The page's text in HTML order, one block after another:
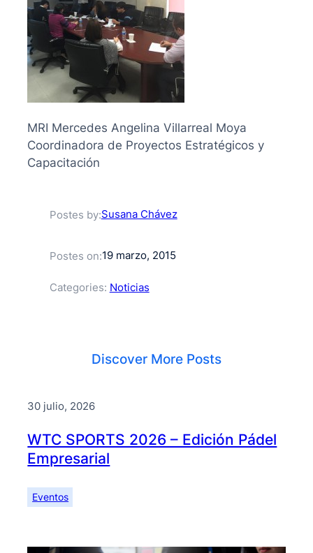
MRI Mercedes Angelina Villarreal Moya
Coordinadora de Proyectos Estratégicos y
Capacitación
Postes by:Susana Chávez
Postes on:19 marzo, 2015
Categories: Noticias
Discover More Posts
30 julio, 2026
WTC SPORTS 2026 – Edición Pádel
Empresarial
Eventos